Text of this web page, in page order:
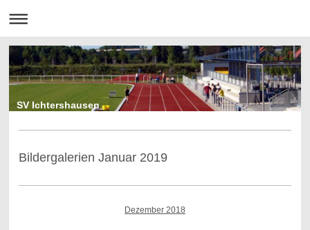
SV Ichtershausen
Bildergalerien Januar 2019
Dezember 2018